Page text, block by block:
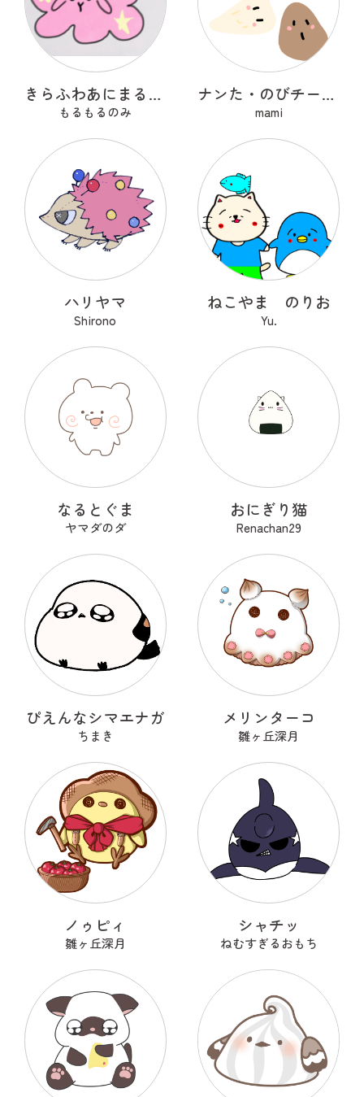
きらふわあにまるふれんず
もるもるのみ
ナンた・のびチー・ショコナン
mami
ハリヤマ
Shirono
ねこやま のりお
Yu.
なるとぐま
ヤマダのダ
おにぎり猫
Renachan29
ぴえんなシマエナガ
ちまき
メリンターコ
雛ヶ丘深月
ノゥピィ
雛ヶ丘深月
シャチッ
ねむすぎるおもち